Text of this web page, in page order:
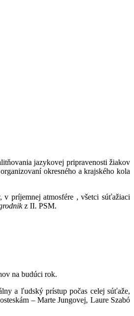
jazykovej pripravenosti žiakov
okresného a krajského kola
príjemnej atmosfére , všetci súťažiaci
z II. PSM.
na budúci rok.
a ľudský prístup počas celej súťaže,
– Marte Jungovej, Laure Szabó